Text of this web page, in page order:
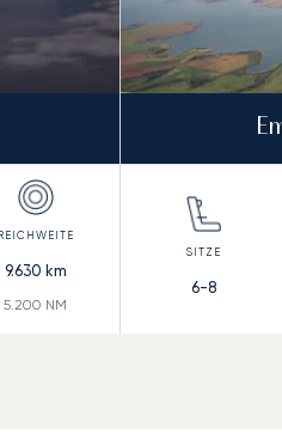
9.630 km
5.200 NM
6-8